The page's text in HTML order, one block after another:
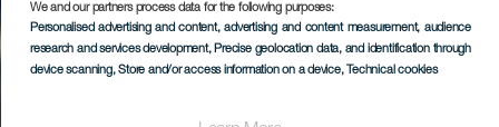
We and our partners process data for the following purposes:
Personalised advertising and content, advertising and content measurement, audience
research and services development, Precise geolocation data, and identification through
device scanning, Store and/or access information on a device, Technical cookies